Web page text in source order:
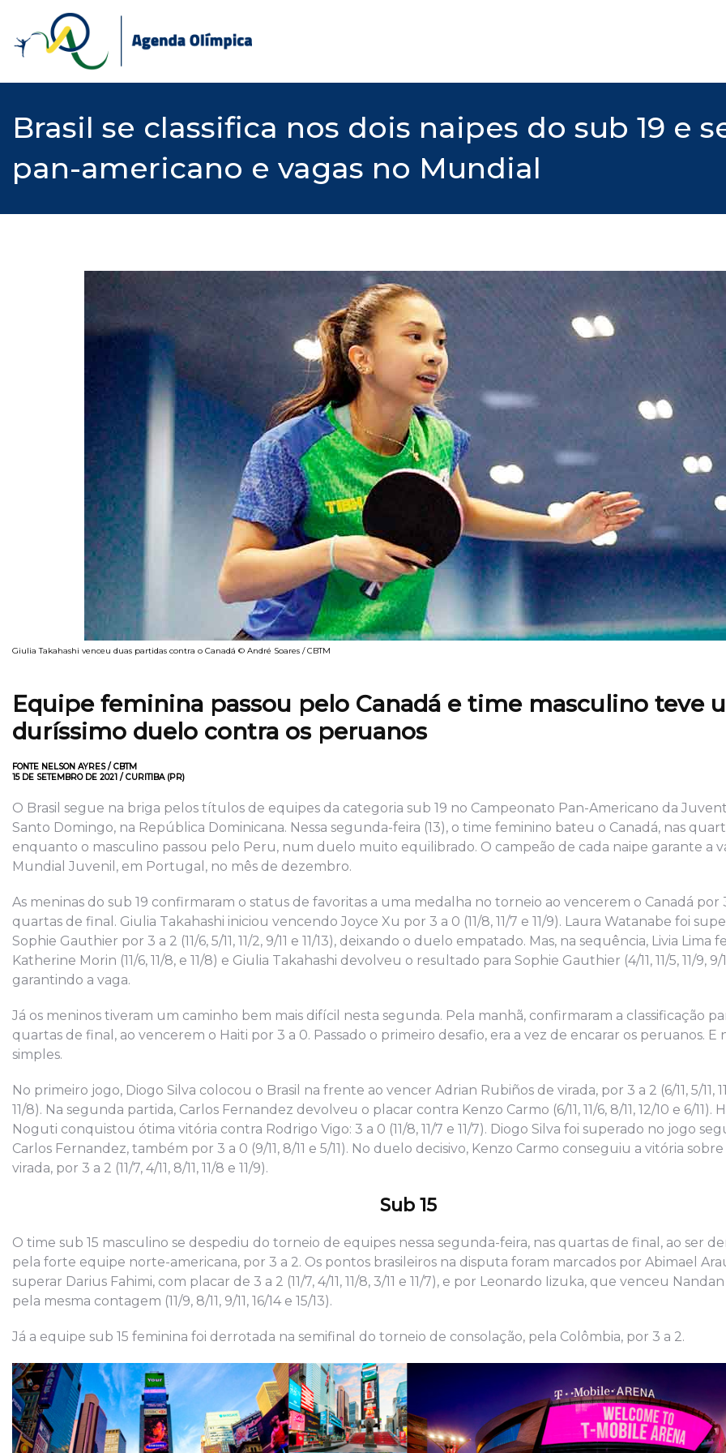
content
Brasil se classifica nos dois naipes do sub 19 e
pan-americano e vagas no Mundial
Giulia Takahashi venceu duas partidas contra o Canadá © André Soares / CBTM
Equipe feminina passou pelo Canadá e time masculino teve
duríssimo duelo contra os peruanos
FONTE NELSON AYRES / CBTM
15 DE SETEMBRO DE 2021 / CURITIBA (PR)
O Brasil segue na briga pelos títulos de equipes da categoria sub 19 no Campeonato Pan-Americano da
Santo Domingo, na República Dominicana. Nessa segunda-feira (13), o time feminino bateu o Canadá, nas
enquanto o masculino passou pelo Peru, num duelo muito equilibrado. O campeão de cada naipe garante a
Mundial Juvenil, em Portugal, no mês de dezembro.
As meninas do sub 19 confirmaram o status de favoritas a uma medalha no torneio ao vencerem o Canadá por
quartas de final. Giulia Takahashi iniciou vencendo Joyce Xu por 3 a 0 (11/8, 11/7 e 11/9). Laura Watanabe foi
Sophie Gauthier por 3 a 2 (11/6, 5/11, 11/2, 9/11 e 11/13), deixando o duelo empatado. Mas, na sequência, Livia Lima
Katherine Morin (11/6, 11/8, e 11/8) e Giulia Takahashi devolveu o resultado para Sophie Gauthier (4/11, 11/5, 11/9, 9/
garantindo a vaga.
Já os meninos tiveram um caminho bem mais difícil nesta segunda. Pela manhã, confirmaram a classificação
quartas de final, ao vencerem o Haiti por 3 a 0. Passado o primeiro desafio, era a vez de encarar os peruanos. E
simples.
No primeiro jogo, Diogo Silva colocou o Brasil na frente ao vencer Adrian Rubiños de virada, por 3 a 2 (6/11, 5/11,
11/8). Na segunda partida, Carlos Fernandez devolveu o placar contra Kenzo Carmo (6/11, 11/6, 8/11, 12/10 e 6/11).
Noguti conquistou ótima vitória contra Rodrigo Vigo: 3 a 0 (11/8, 11/7 e 11/7). Diogo Silva foi superado no jogo
Carlos Fernandez, também por 3 a 0 (9/11, 8/11 e 5/11). No duelo decisivo, Kenzo Carmo conseguiu a vitória
virada, por 3 a 2 (11/7, 4/11, 8/11, 11/8 e 11/9).
Sub 15
O time sub 15 masculino se despediu do torneio de equipes nessa segunda-feira, nas quartas de final, ao ser
pela forte equipe norte-americana, por 3 a 2. Os pontos brasileiros na disputa foram marcados por Abimael
superar Darius Fahimi, com placar de 3 a 2 (11/7, 4/11, 11/8, 3/11 e 11/7), e por Leonardo Iizuka, que venceu
pela mesma contagem (11/9, 8/11, 9/11, 16/14 e 15/13).
Já a equipe sub 15 feminina foi derrotada na semifinal do torneio de consolação, pela Colômbia, por 3 a 2.